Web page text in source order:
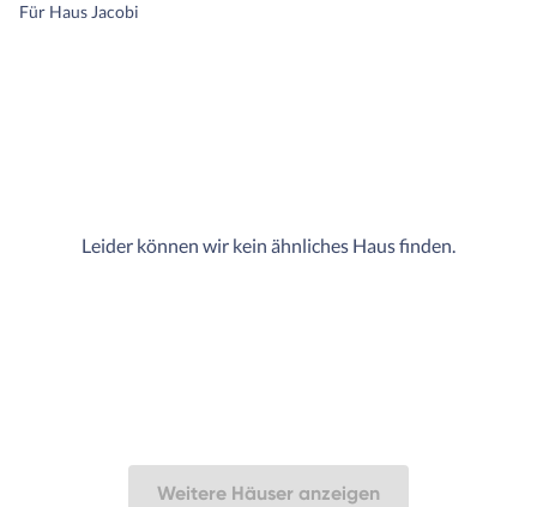
Für Haus Jacobi
Leider können wir kein ähnliches Haus finden.
Weitere Häuser anzeigen